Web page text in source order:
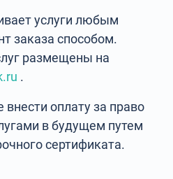
услуги любым
заказа способом.
размещены на
.
внести оплату за право
в будущем путем
сертификата.